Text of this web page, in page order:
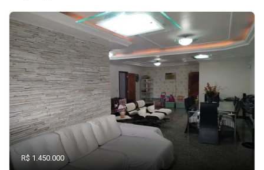
R$ 1.450.000